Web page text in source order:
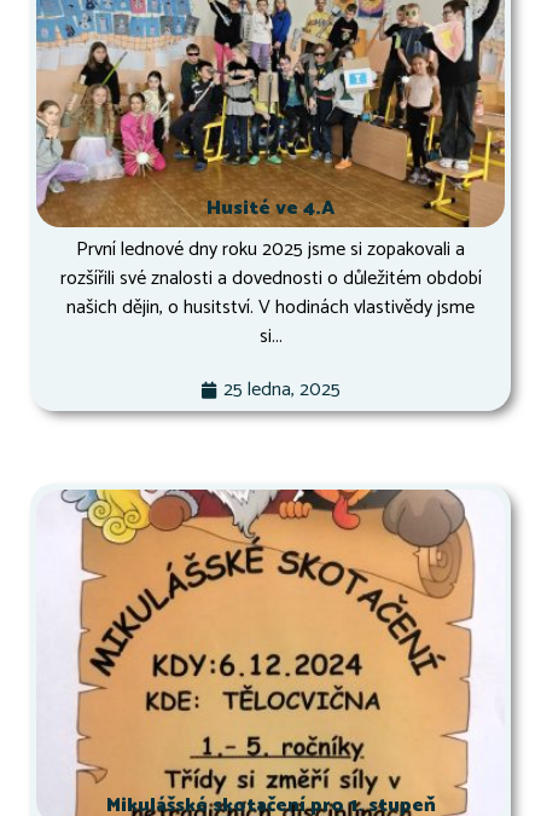
Husité ve 4.A
První lednové dny roku 2025 jsme si zopakovali a
rozšířili své znalosti a dovednosti o důležitém období
našich dějin, o husitství. V hodinách vlastivědy jsme
si...
25 ledna, 2025
Mikulášské skotačení pro 1. stupeň